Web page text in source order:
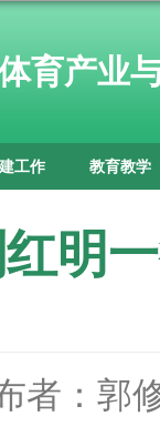
育产业
工作 教育教学
明
者：郭